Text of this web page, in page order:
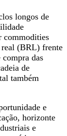
longos de
commodities
real (BRL) frente
das
de
também
e
horizonte
e